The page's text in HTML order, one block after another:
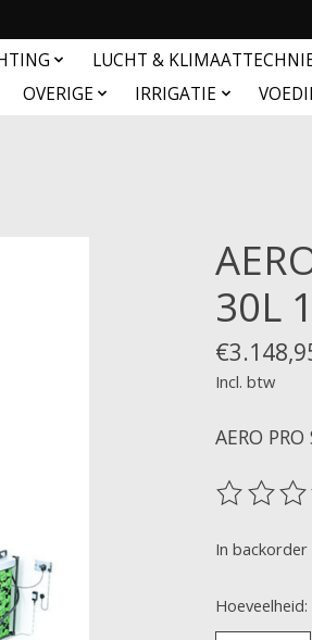
LUCHT &
OVERIGE IRRIGATIE
30L
Incl. btw
AERO
De
In backorder
Hoeveelheid: